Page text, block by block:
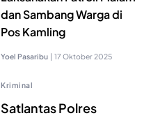
dan Sambang Warga di
Pos Kamling
Yoel Pasaribu | 17 Oktober 2025
Kriminal
Satlantas Polres